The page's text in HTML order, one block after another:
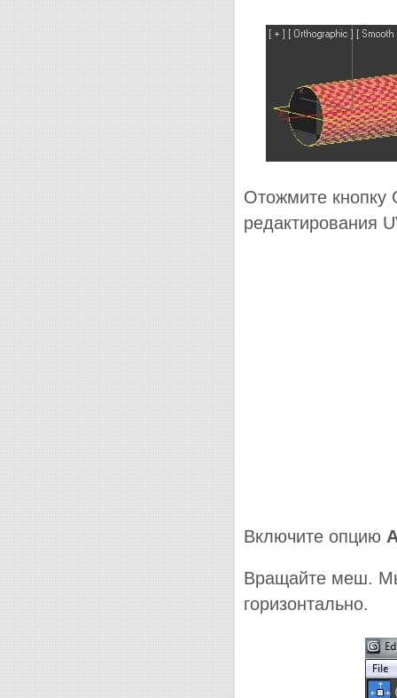
Отожмите кнопку
редактирования
Включите опцию
Вращайте меш.
горизонтально.